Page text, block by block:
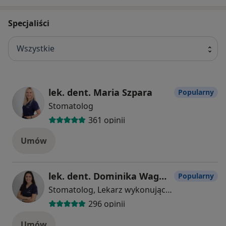
Specjaliści
Wszystkie
lek. dent. Maria Szpara
Stomatolog
361 opinii
Popularny
Umów
lek. dent. Dominika Wagner
Stomatolog, Lekarz wykonujący zabiegi medycyny estetycznej
296 opinii
Popularny